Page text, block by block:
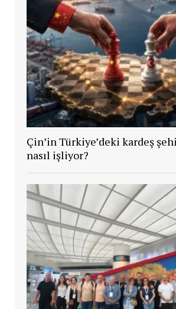
Çin’in Türkiye’deki kardeş
nasıl işliyor?